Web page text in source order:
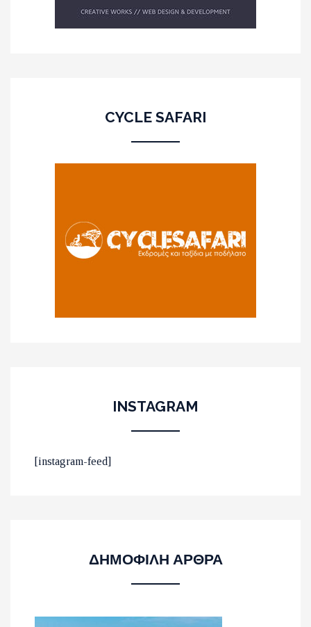
CYCLE SAFARI
INSTAGRAM
[instagram-feed]
ΔΗΜΟΦΙΛΗ ΑΡΘΡΑ
ΟΙ 10 ΟΜΟΡΦΟΤΕΡΕΣ